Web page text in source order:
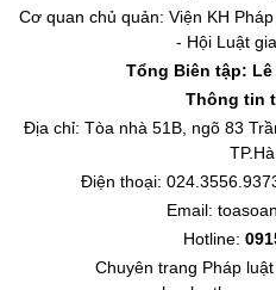
Cơ quan chủ quản: Viện KH
- Hội Luật
Tổng Biên tập:
Thông tin
Địa chỉ: Tòa nhà 51B, ngõ 83
Điện thoại:
Email:
Hotline:
Chuyên trang Pháp